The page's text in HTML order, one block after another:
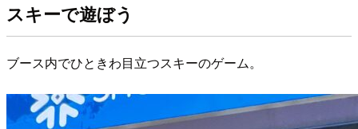
スキーで遊ぼう
ブース内でひときわ目立つスキーのゲーム。